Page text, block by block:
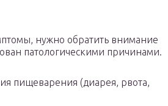
нужно обратить внимание
патологическими причинами.
пищеварения (диарея, рвота,